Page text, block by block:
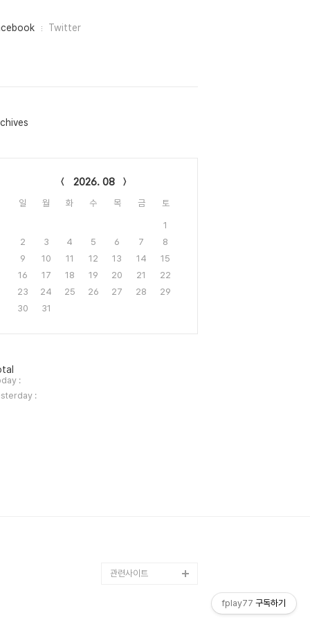
Twitter
2026. 08
일 월 화 수 목 금 토
1
2
3 4 5 6 7
8
9
10 11 12 13 14
15
16
17 18 19 20 21
22
23
24 25 26 27 28
29
30
31
:
:
관련사이트
fplay77 구독하기